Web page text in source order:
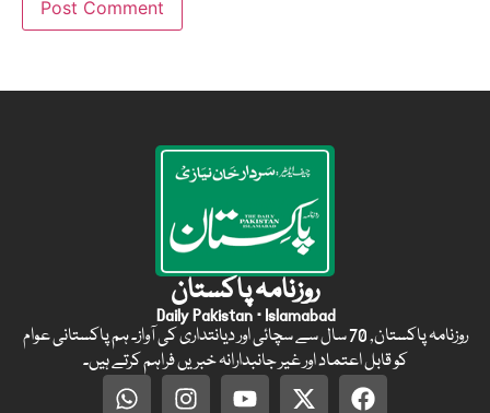
روزنامہ پاکستان
Daily Pakistan · Islamabad
روزنامہ پاکستان, 70 سال سے سچائی اور دیانتداری کی آواز۔ ہم پاکستانی عوام
کو قابل اعتماد اور غیر جانبدارانہ خبریں فراہم کرتے ہیں۔